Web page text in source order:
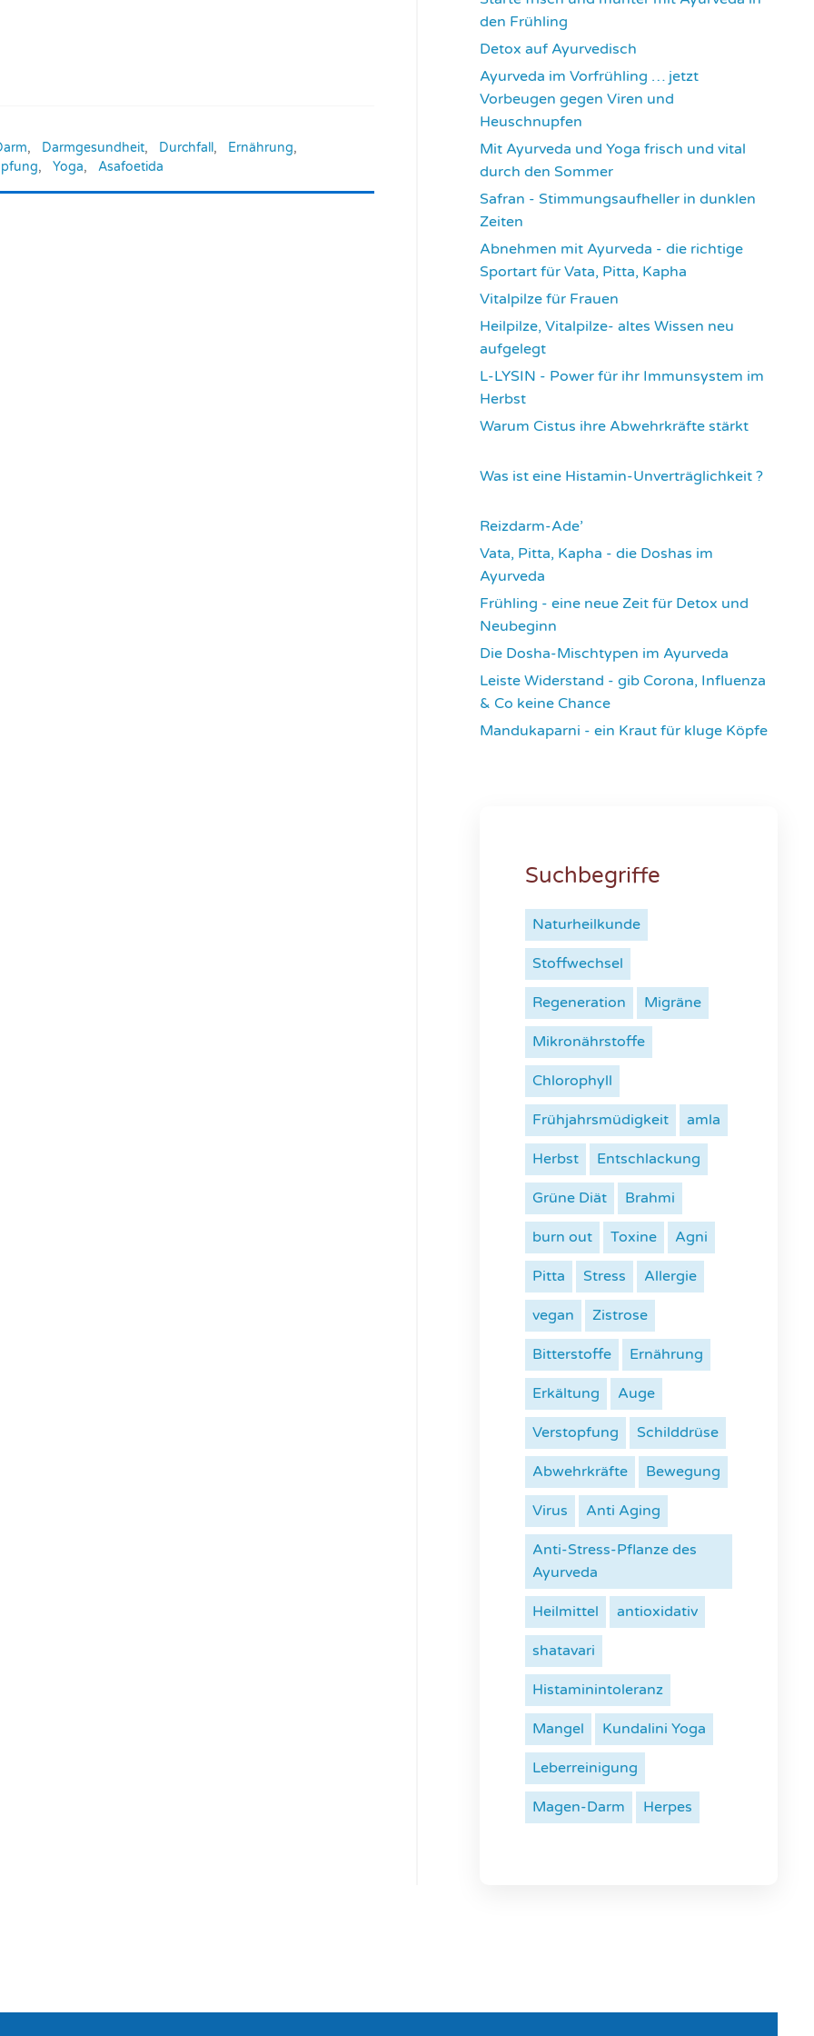
, Darmgesundheit, Durchfall, Ernährung,
, Yoga, Asafoetida
den Frühling
Detox auf Ayurvedisch
Ayurveda im Vorfrühling … jetzt
Vorbeugen gegen Viren und
Heuschnupfen
Mit Ayurveda und Yoga frisch und vital
durch den Sommer
Safran - Stimmungsaufheller in dunklen
Zeiten
Abnehmen mit Ayurveda - die richtige
Sportart für Vata, Pitta, Kapha
Vitalpilze für Frauen
Heilpilze, Vitalpilze- altes Wissen neu
aufgelegt
L-LYSIN - Power für ihr Immunsystem im
Herbst
Warum Cistus ihre Abwehrkräfte stärkt
Was ist eine Histamin-Unverträglichkeit ?
Reizdarm-Ade’
Vata, Pitta, Kapha - die Doshas im
Ayurveda
Frühling - eine neue Zeit für Detox und
Neubeginn
Die Dosha-Mischtypen im Ayurveda
Leiste Widerstand - gib Corona, Influenza
& Co keine Chance
Mandukaparni - ein Kraut für kluge Köpfe
Suchbegriffe
Naturheilkunde
Stoffwechsel
Regeneration Migräne
Mikronährstoffe
Chlorophyll
Frühjahrsmüdigkeit amla
Herbst Entschlackung
Grüne Diät Brahmi
burn out Toxine Agni
Pitta Stress Allergie
vegan Zistrose
Bitterstoffe Ernährung
Erkältung Auge
Verstopfung Schilddrüse
Abwehrkräfte Bewegung
Virus Anti Aging
Anti-Stress-Pflanze des
Ayurveda
Heilmittel antioxidativ
shatavari
Histaminintoleranz
Mangel Kundalini Yoga
Leberreinigung
Magen-Darm Herpes